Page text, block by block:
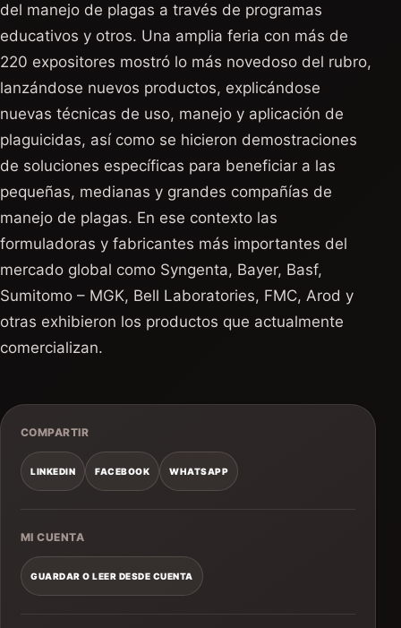
del manejo de plagas a través de programas
educativos y otros. Una amplia feria con más de
220 expositores mostró lo más novedoso del rubro,
lanzándose nuevos productos, explicándose
nuevas técnicas de uso, manejo y aplicación de
plaguicidas, así como se hicieron demostraciones
de soluciones específicas para beneficiar a las
pequeñas, medianas y grandes compañías de
manejo de plagas. En ese contexto las
formuladoras y fabricantes más importantes del
mercado global como Syngenta, Bayer, Basf,
Sumitomo – MGK, Bell Laboratories, FMC, Arod y
otras exhibieron los productos que actualmente
comercializan.
COMPARTIR
LINKEDIN FACEBOOK WHATSAPP
MI CUENTA
GUARDAR O LEER DESDE CUENTA